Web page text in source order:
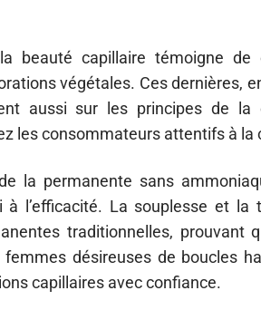
beauté capillaire témoigne de
végétales. Ces dernières,
aussi sur les principes de la
les consommateurs attentifs à la
la permanente sans
à l’efficacité. La souplesse et
traditionnelles, prouvant
désireuses de boucles
capillaires avec confiance.